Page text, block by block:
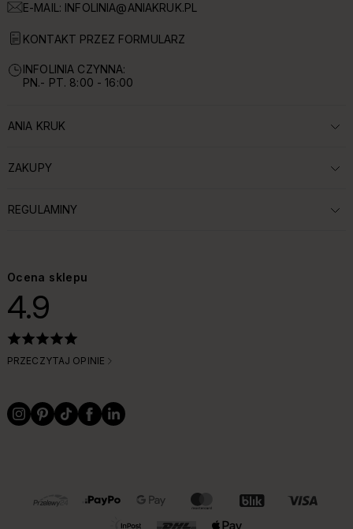
E-MAIL: INFOLINIA@ANIAKRUK.PL
KONTAKT PRZEZ FORMULARZ
INFOLINIA CZYNNA:
PN.- PT. 8:00 - 16:00
ROZWIŃ SEKCJĘ:
ANIA KRUK
ROZWIŃ SEKCJĘ:
ZAKUPY
ROZWIŃ SEKCJĘ:
REGULAMINY
Ocena sklepu
4.9
PRZECZYTAJ OPINIE
OBSŁUGIWANE FORMY PŁATNOŚCI I DOSTAWY